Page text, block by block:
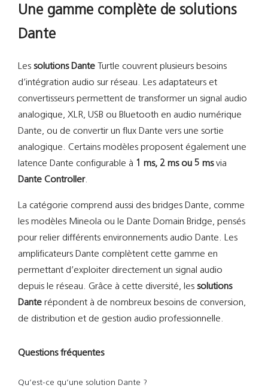
Une gamme complète de solutions
Dante
Les solutions Dante Turtle couvrent plusieurs besoins
d’intégration audio sur réseau. Les adaptateurs et
convertisseurs permettent de transformer un signal audio
analogique, XLR, USB ou Bluetooth en audio numérique
Dante, ou de convertir un flux Dante vers une sortie
analogique. Certains modèles proposent également une
latence Dante configurable à 1 ms, 2 ms ou 5 msvia
Dante Controller.
La catégorie comprend aussi des bridges Dante, comme
les modèles Mineola ou le Dante Domain Bridge, pensés
pour relier différents environnements audio Dante. Les
amplificateurs Dante complètent cette gamme en
permettant d’exploiter directement un signal audio
depuis le réseau. Grâce à cette diversité, les solutions
Dante répondent à de nombreux besoins de conversion,
de distribution et de gestion audio professionnelle.
Questions fréquentes
Qu’est-ce qu’une solution Dante ?